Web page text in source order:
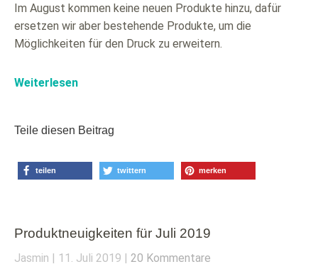
Im August kommen keine neuen Produkte hinzu, dafür
ersetzen wir aber bestehende Produkte, um die
Möglichkeiten für den Druck zu erweitern.
Weiterlesen
Teile diesen Beitrag
teilen twittern merken
Produktneuigkeiten für Juli 2019
Jasmin 11. Juli 2019 20 Kommentare